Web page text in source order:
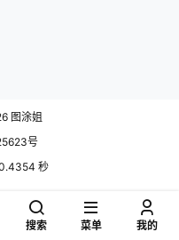
图涂姐
号
秒
搜索 菜单 我的